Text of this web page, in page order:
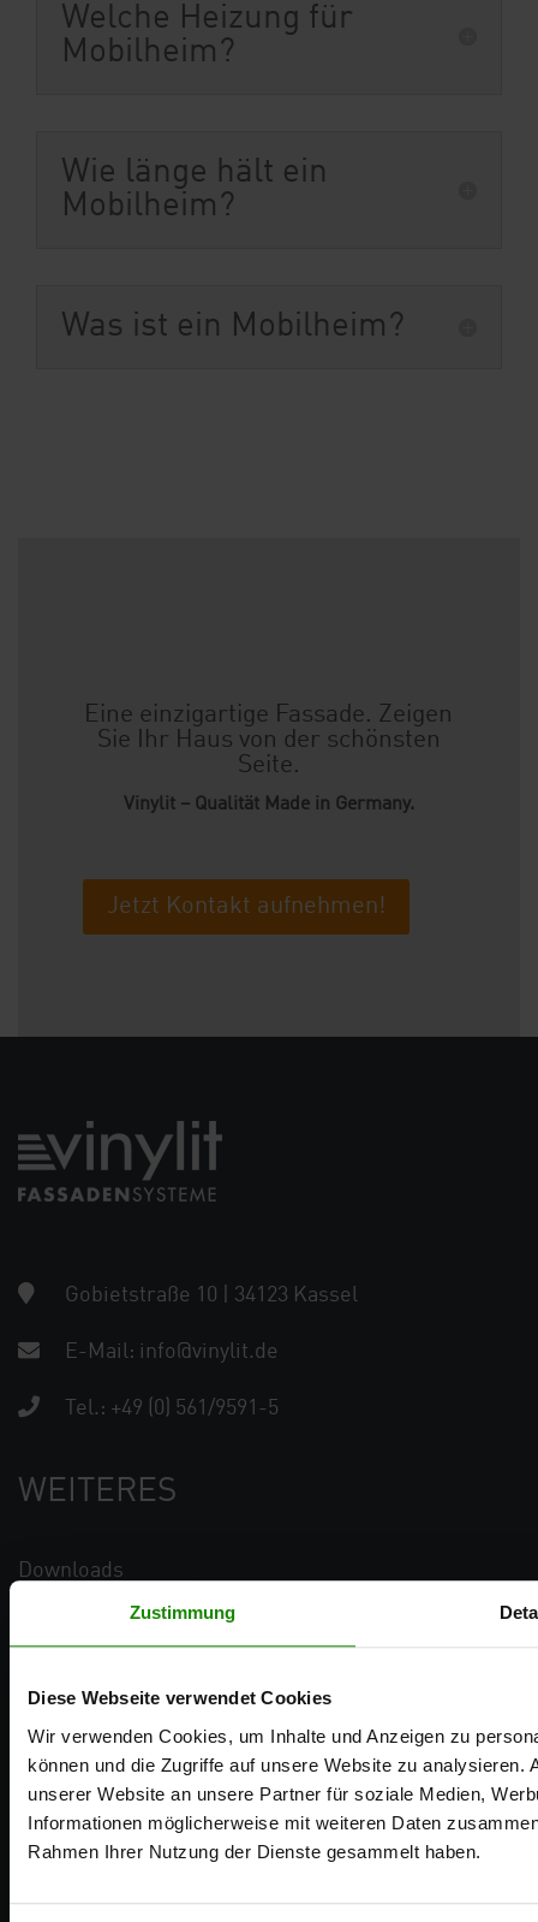
Zustimmung
Diese Webseite verwendet Cookies
Wir verwenden Cookies, um Inhalte und Anzeigen zu
können und die Zugriffe auf unsere Website zu
unserer Website an unsere Partner für soziale Medien,
Informationen möglicherweise mit weiteren Daten
Rahmen Ihrer Nutzung der Dienste gesammelt haben.
Welche Heizung für
Mobilheim?
Wie länge hält ein
Mobilheim?
Was ist ein Mobilheim?
Eine einzigartige Fassade. Zeigen
Sie Ihr Haus von der schönsten
Seite.
Vinylit – Qualität Made in Germany.
Jetzt Kontakt aufnehmen!
Gobietstraße 10 | 34123 Kassel
E-Mail: info@vinylit.de
Tel.: +49 (0) 561/9591-5
PRODUKTE
Fassaden in Holzstruktur
Fassaden in Putz-/Natursteinstruktur
WEITERES
Downloads